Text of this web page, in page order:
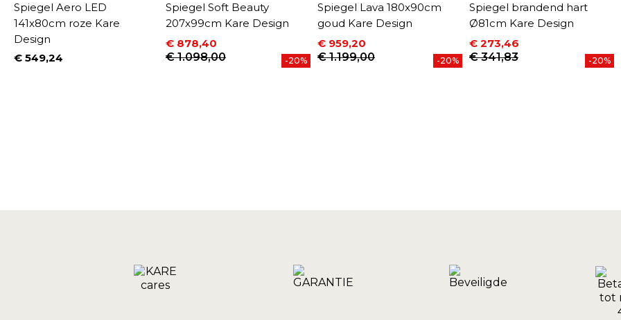
Spiegel Aero LED
141x80cm roze Kare
Design
Prijs
€ 549,24
Spiegel Soft Beauty
207x99cm Kare Design
Prijs
€ 878,40
Normale prijs
€ 1.098,00 -20%
Spiegel Lava 180x90cm
goud Kare Design
Prijs
€ 959,20
Normale prijs
€ 1.199,00 -20%
Spiegel brandend hart
Ø81cm Kare Design
Prijs
€ 273,46
Normale prijs
€ 341,83 -20%